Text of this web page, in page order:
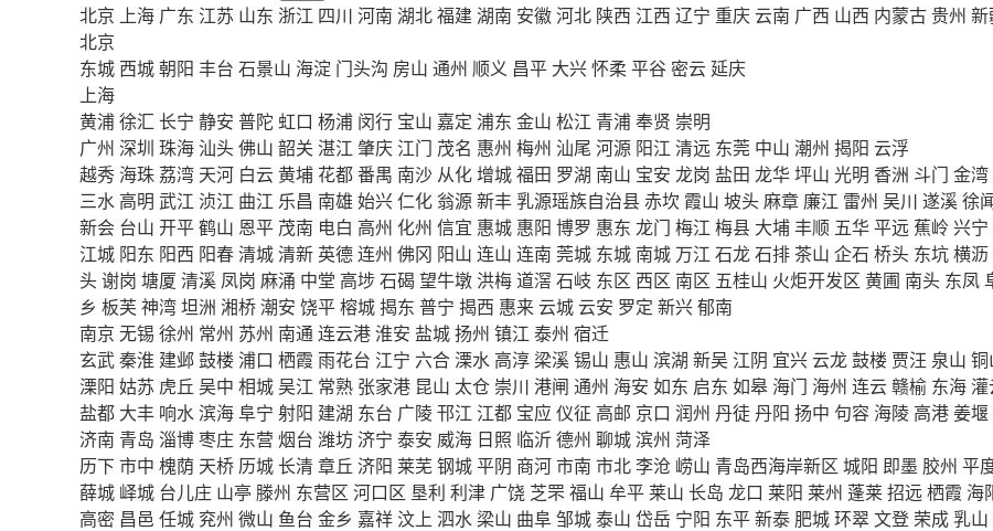
北京 上海 广东 江苏 山东 浙江 四川 河南 湖北福建湖南 安徽河北 陕西 江西 辽宁 重庆 云南 广西 山西 内蒙古 贵州 新
北京
东城 西城朝阳 丰台 石景山 海淀 门头沟 房山 通州 顺义 昌平 大兴怀柔平谷 密云延庆
上海
黄浦徐汇 长宁 静安 普陀 虹口 杨浦 闵行 宝山 嘉定 浦东 金山 松江 青浦奉贤 崇明
广州 深圳 珠海 汕头佛山 韶关 湛江 肇庆 江门 茂名 惠州 梅州 汕尾 河源 阳江 清远 东莞 中山 潮州 揭阳 云浮
越秀 海珠 荔湾 天河 白云黄埔 花都番禺 南沙 从化增城福田 罗湖 南山 宝安 龙岗 盐田 龙华坪山 光明 香洲 斗门 金湾
三水 高明 武江 浈江 曲江 乐昌 南雄 始兴仁化 翁源新丰乳源瑶族自治县赤坎 霞山 坡头麻章 廉江 雷州 吴川 遂溪徐
新会 台山 开平鹤山 恩平 茂南 电白 高州 化州 信宜 惠城 惠阳 博罗 惠东 龙门 梅江 梅县 大埔丰顺 五华平远 蕉岭 兴宁
江城 阳东 阳西 阳春清城清新 英德连州 佛冈 阳山 连山 连南 莞城 东城 南城 万江 石龙石排茶山 企石 桥头 东坑横沥
头谢岗 塘厦 清溪 凤岗 麻涌 中堂 高埗石碣 望牛墩 洪梅道滘 石岐 东区 西区 南区 五桂山 火炬开发区 黄圃 南头 东凤
乡 板芙 神湾坦洲 湘桥潮安 饶平榕城揭东 普宁 揭西 惠来 云城 云安 罗定 新兴郁南
南京 无锡 徐州 常州 苏州 南通连云港淮安 盐城扬州 镇江 泰州 宿迁
玄武秦淮 建邺鼓楼 浦口 栖霞 雨花台 江宁 六合 溧水 高淳 梁溪锡山 惠山 滨湖 新吴 江阴 宜兴 云龙鼓楼 贾汪 泉山 铜
溧阳 姑苏 虎丘 吴中 相城吴江 常熟 张家港 昆山 太仓 崇川 港闸 通州 海安 如东 启东 如皋 海门 海州 连云赣榆 东海
盐都 大丰 响水滨海阜宁 射阳 建湖 东台 广陵邗江 江都 宝应 仪征 高邮 京口 润州 丹徒丹阳 扬中 句容 海陵 高港姜堰
济南 青岛 淄博枣庄 东营 烟台 潍坊济宁 泰安 威海 日照 临沂德州 聊城滨州 菏泽
历下市中 槐荫 天桥 历城 长清章丘 济阳 莱芜钢城平阴 商河市南 市北李沧 崂山 青岛西海岸新区 城阳 即墨 胶州 平
薛城 峄城 台儿庄 山亭 滕州 东营区 河口区 垦利 利津 广饶 芝罘福山 牟平 莱山 长岛 龙口 莱阳 莱州 蓬莱招远 栖霞 海
高密 昌邑 任城 兖州 微山 鱼台 金乡 嘉祥 汶上 泗水 梁山 曲阜邹城泰山 岱岳 宁阳 东平新泰 肥城环翠文登 荣成乳山